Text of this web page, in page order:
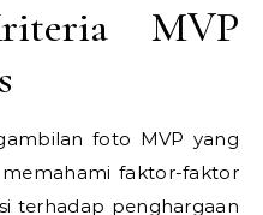
MVP
foto MVP yang
faktor-faktor
terhadap penghargaan